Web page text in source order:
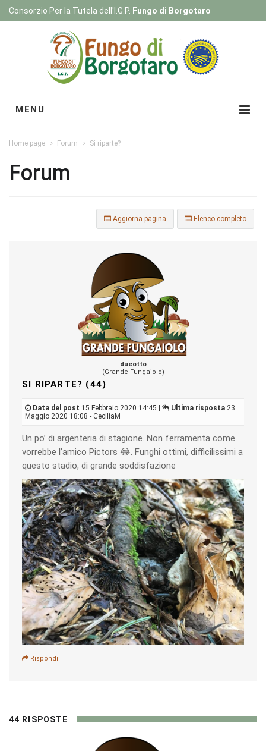
Consorzio Per la Tutela dell'I.G.P. Fungo di Borgotaro
MENU
Home page Forum Si riparte?
Forum
Elenco completo
Aggiorna pagina
dueotto
(Grande Fungaiolo)
SI RIPARTE? (44)
Data del post 15 Febbraio 2020 14:45 | Ultima risposta 23
Maggio 2020 18:08 - CeciliaM
Un po’ di argenteria di stagione. Non ferramenta come
vorrebbe l’amico Pictors 😂. Funghi ottimi, difficilissimi a
questo stadio, di grande soddisfazione
Rispondi
44 RISPOSTE